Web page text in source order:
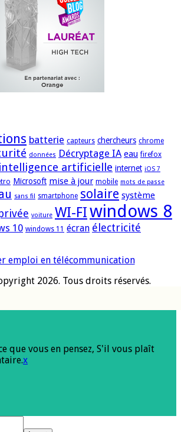
batterie capteurs chercheurs chrome
données Décryptage IA eau firefox
intelligence artificielle internet iOS 7
Microsoft mise à jour mobile mots de passe
sans fil smartphone solaire système
voiture WI-FIwindows 8
10 windows 11 écran électricité
emploi en télécommunication
2026. Tous droits réservés.
que vous en pensez, S'il vous plaît
x